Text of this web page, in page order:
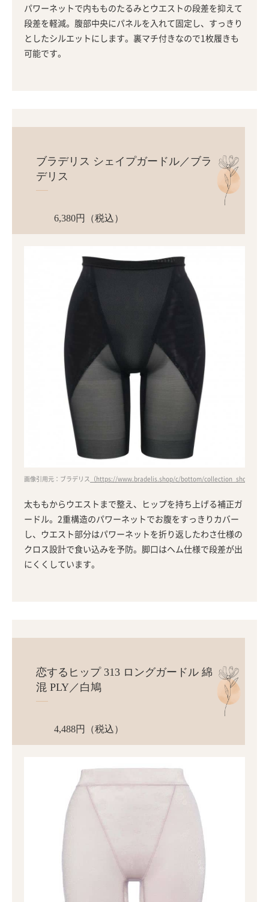
パワーネットで内もものたるみとウエストの段差を抑えて
段差を軽減。腹部中央にパネルを入れて固定し、すっきり
としたシルエットにします。裏マチ付きなので1枚履きも
可能です。
ブラデリス シェイプガードル／ブラ
デリス
6,380円（税込）
画像引用元：ブラデリス （https://www.bradelis.shop/c/bottom/
太ももからウエストまで整え、ヒップを持ち上げる補正ガ
ードル。2重構造のパワーネットでお腹をすっきりカバー
し、ウエスト部分はパワーネットを折り返したわさ仕様の
クロス設計で食い込みを予防。脚口はヘム仕様で段差が出
にくくしています。
恋するヒップ 313 ロングガードル 綿
混 PLY／白鳩
4,488円（税込）